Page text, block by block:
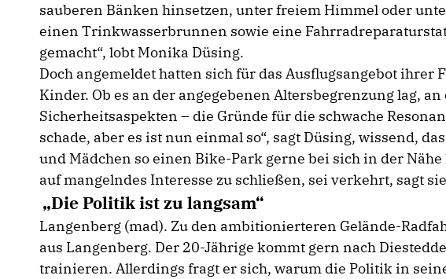
sauberen Bänken hinsetzen, unter freiem Himmel oder
einen Trinkwasserbrunnen sowie eine
gemacht“, lobt Monika Düsing.
Doch angemeldet hatten sich für das Ausflugsangebot ihrer
Kinder. Ob es an der angegebenen Altersbegrenzung lag,
Sicherheitsaspekten – die Gründe für die schwache
schade, aber es ist nun einmal so“, sagt Düsing, wissend,
und Mädchen so einen Bike-Park gerne bei sich in der
auf mangelndes Interesse zu schließen, sei verkehrt, sagt
Die Politik ist zu langsam“
Langenberg (mad). Zu den ambitionierteren Gelände-
aus Langenberg. Der 20-Jährige kommt gern nach
trainieren. Allerdings fragt er sich, warum die Politik in